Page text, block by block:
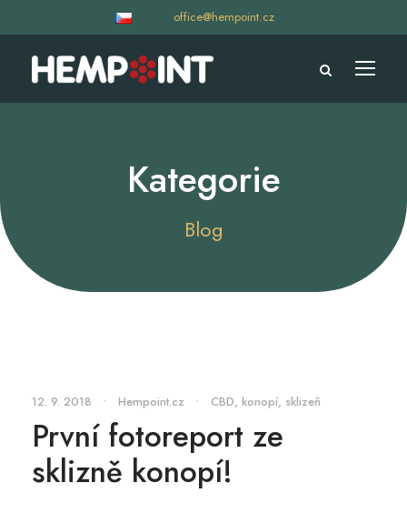
office@hempoint.cz
Kategorie
Blog
12. 9. 2018 • Hempoint.cz • CBD, konopí, sklizeň
První fotoreport ze
sklizně konopí!